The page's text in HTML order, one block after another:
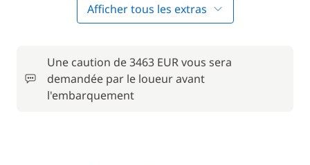
Hôtesse (repas non inclus)
Afficher tous les extras
Une caution de 3463 EUR vous sera
demandée par le loueur avant
l'embarquement